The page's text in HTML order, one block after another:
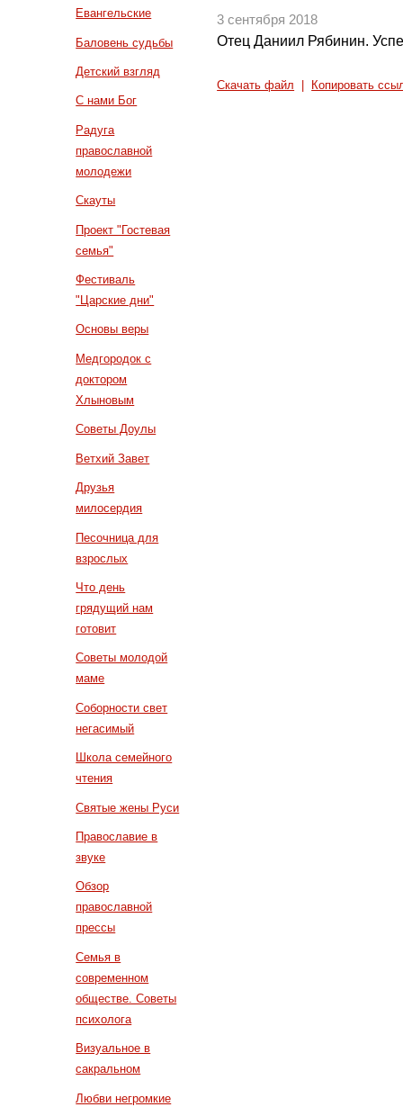
Евангельские
Баловень судьбы
Детский взгляд
С нами Бог
Радуга
православной
молодежи
Скауты
Проект "Гостевая
семья"
Фестиваль
"Царские дни"
Основы веры
Медгородок с
доктором
Хлыновым
Советы Доулы
Ветхий Завет
Друзья
милосердия
Песочница для
взрослых
Что день
грядущий нам
готовит
Советы молодой
маме
Соборности свет
негасимый
Школа семейного
чтения
Святые жены Руси
Православие в
звуке
Обзор
православной
прессы
Семья в
современном
обществе. Советы
психолога
Визуальное в
сакральном
Любви негромкие
3 сентября 2018
Отец Даниил Рябинин.
Скачать файл Копировать